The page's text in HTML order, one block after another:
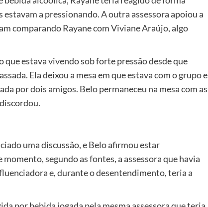
a pressionando. A outra assessora apoiou a
comparando Rayane com Viviane Araújo, algo
estava vivendo sob forte pressão desde que
Ela deixou a mesa em que estava com o grupo e
por dois amigos. Belo permaneceu na mesa com as
uma discussão, e Belo afirmou estar
segundo as fontes, a assessora que havia
e, durante o desentendimento, teria a